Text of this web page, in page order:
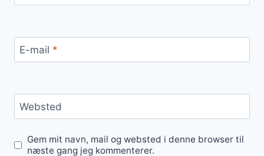
E-mail *
Websted
Gem mit navn, mail og websted i denne browser til
næste gang jeg kommenterer.